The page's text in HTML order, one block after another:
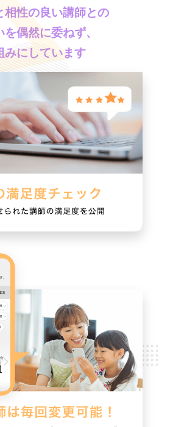
相性の良い講師との
を偶然に委ねず、
みにしています